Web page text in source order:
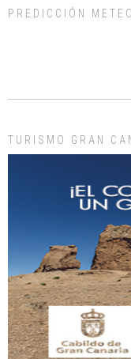
manso y extremadamente
Adopción urgente
Busco adopción
motivos personales ...
Leales.org » Gran Canaria |
PREDICCIÓN
TURISMO GRAN